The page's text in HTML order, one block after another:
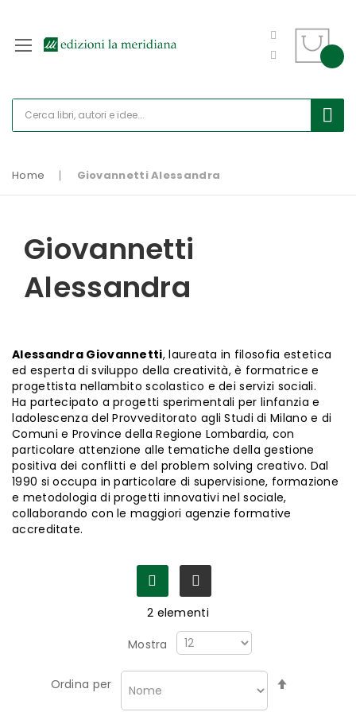
Home Giovannetti Alessandra
Giovannetti
Alessandra
Alessandra Giovannetti, laureata in filosofia estetica
ed esperta di sviluppo della creatività, è formatrice e
progettista nellambito scolastico e dei servizi sociali.
Ha partecipato a progetti sperimentali per linfanzia e
ladolescenza del Provveditorato agli Studi di Milano e di
Comuni e Province della Regione Lombardia, con
particolare attenzione alle tematiche della gestione
positiva dei conflitti e del problem solving creativo. Dal
1990 si occupa in particolare di supervisione, formazione
e metodologia di progetti innovativi nel sociale,
collaborando con le maggiori agenzie formative
accreditate.
2 elementi
Mostra
Ordina per